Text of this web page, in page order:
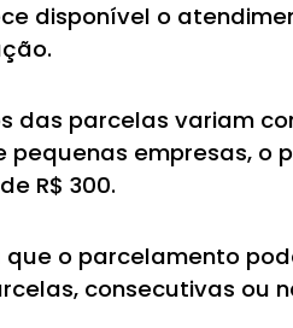
disponível o
das parcelas variam
pequenas empresas, o
R$ 300.
o parcelamento
consecutivas ou